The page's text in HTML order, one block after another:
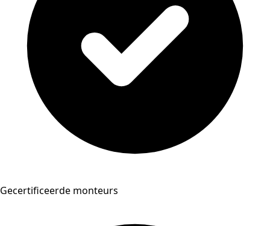
Gecertificeerde monteurs